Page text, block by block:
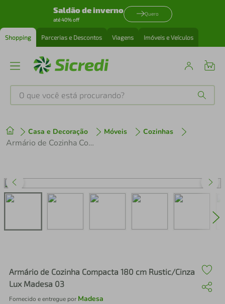
Saldão de inverno
até 40% off
Quero
Shopping Parcerias e Descontos Viagens Imóveis e Veículos
O que você está procurando?
Casa e Decoração Móveis Cozinhas
Armário de Cozinha Compacta 180 cm Rustic/Cinza Lux Madesa 03
Armário de Cozinha Compacta 180 cm Rustic/Cinza
Lux Madesa 03
Fornecido e entregue por Madesa
1º tenis
perfume